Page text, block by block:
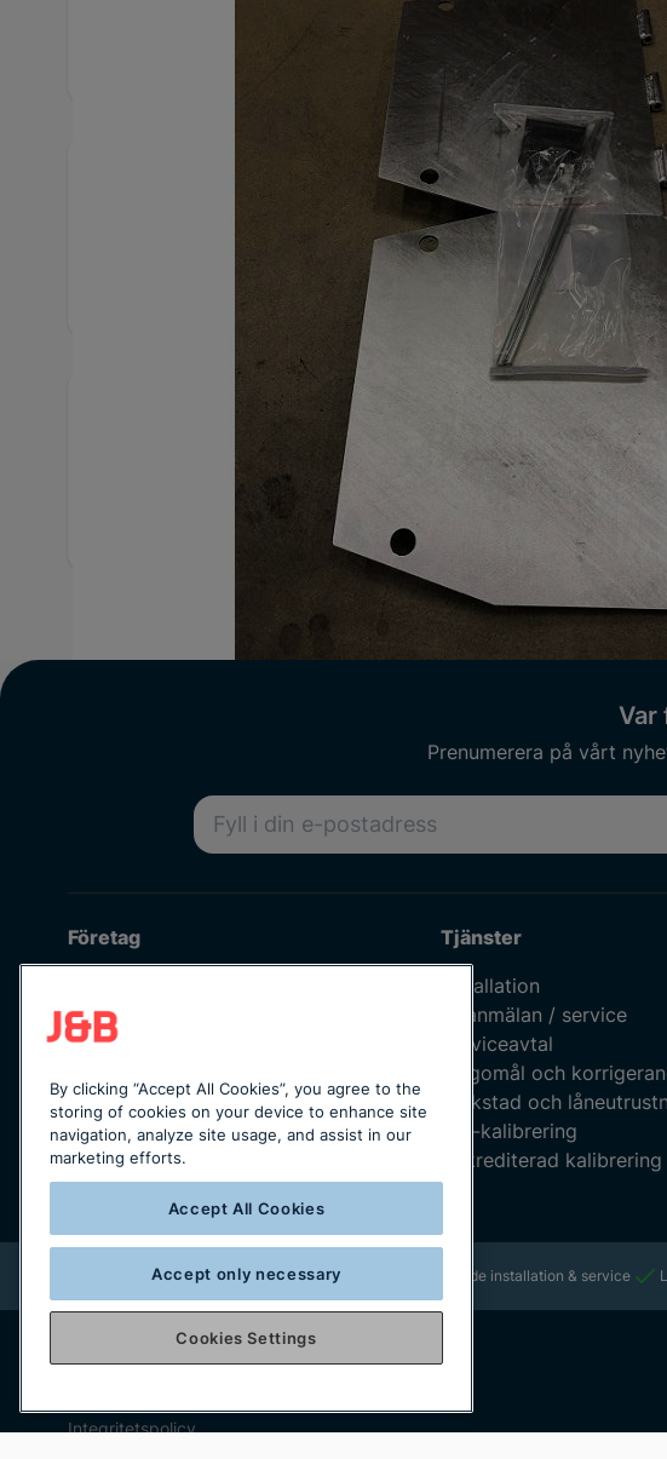
Överkörningsramp Major -42W samt -47 samt -51, 380mm
15423078
Tillbehör lyftar
Utförliga specifikationer
15423078 Varumärke
2382-0756813
Var
Prenumerera på vårt
E-postadress
Företag
Våra medarbetare
Jobba hos oss
Integritetspolicy
Uppförandekod
Leverantörskod
Katalogmaterial
Tjänster
Installation
Felanmälan / service
Serviceavtal
Klagomål och
Verkstad och
ISO-kalibrering
Ackrediterad kalibrering
Rikstäckande installation & service
Copyright © 2025 J&B Maskinteknik AB
Integritetspolicy
By clicking “Accept All Cookies”, you agree to the
storing of cookies on your device to enhance site
navigation, analyze site usage, and assist in our
marketing efforts.
Accept All Cookies
Accept only necessary
Cookies Settings